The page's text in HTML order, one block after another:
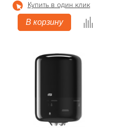
Купить в один клик
В корзину